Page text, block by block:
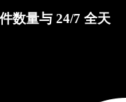
数量与 24/7 全天